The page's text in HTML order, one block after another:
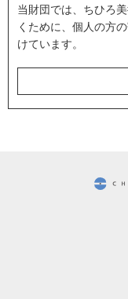
当財団では、ちひろ
くために、個人の方
けています。